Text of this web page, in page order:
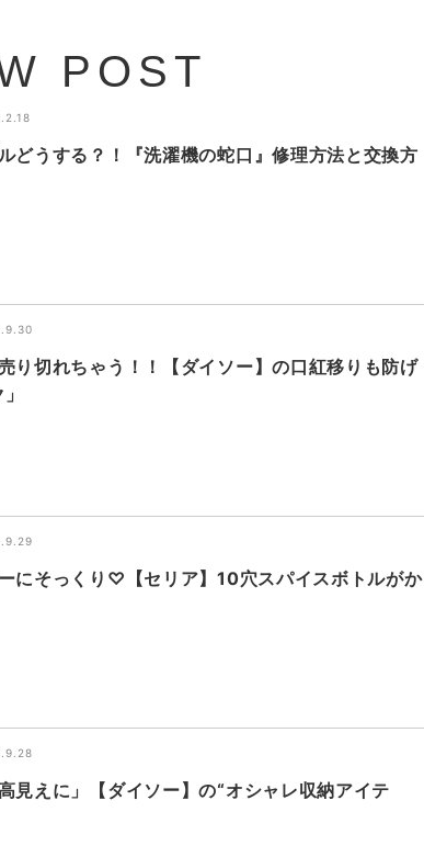
POST
どうする？！『洗濯機の蛇口』修理方法と交換方
り切れちゃう！！【ダイソー】の口紅移りも防げ
にそっくり♡【セリア】10穴スパイスボトルがか
見えに」【ダイソー】の“オシャレ収納アイテ